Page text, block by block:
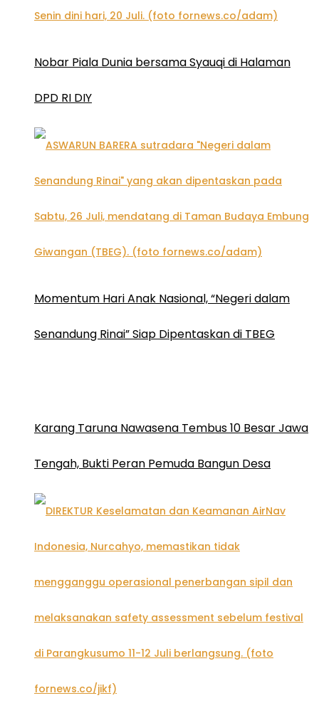
Nobar Piala Dunia bersama Syauqi di Halaman
DPD RI DIY
Momentum Hari Anak Nasional, “Negeri dalam
Senandung Rinai” Siap Dipentaskan di TBEG
Karang Taruna Nawasena Tembus 10 Besar Jawa
Tengah, Bukti Peran Pemuda Bangun Desa